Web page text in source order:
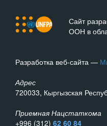
Сайт
ООН в
Разработка веб-сайта —
Адрес
720033, Кыргызская
Приемная Нацстаткома
+996 (312) 62 60 84